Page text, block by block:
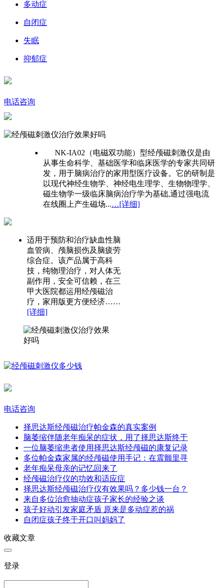
多动症
自闭症
失眠
抑郁症
电话咨询
NK-IA02（电磁双功能）型经颅磁刺激仪是由
从事生命科学、基础医学和临床医学的专家共同研
发，用于脑病治疗的家用型医疗设备。它的研制是
以现代神经生物学、神经电生理学、生物物理学、
磁生物学一级临床脑病治疗学为基础,通过强电流
在线圈上产生磁场...…[详细]
适用于预防和治疗缺血性脑
血管病、颅脑损伤及脑疲劳
综合症。该产品属于高科
技，纯物理治疗，对人体无
副作用，安全可信赖，在三
甲大医院都运用经颅磁治
疗，家用版更方便经济……
[详细]
电话咨询
择思达斯经颅磁治疗帕金森的真实案例​
脑萎缩伴随老年痴呆的症状，用了择思达斯终于
一位脑萎缩患者使用择思达斯经颅磁的康复记录
多位帕金森家属的经颅磁使用手记：在震颤里寻
老年痴呆母亲的记忆回来了​
经颅磁治疗仪的功效和适应症
择思达斯经颅磁治疗仪有效果吗？多少钱一台？
来自多位治愈抽动症孩子家长的经验之谈
孩子好动引发家庭矛盾 原来是多动症惹的祸
自闭症孩子终于开口叫妈妈了
收藏文章
登录